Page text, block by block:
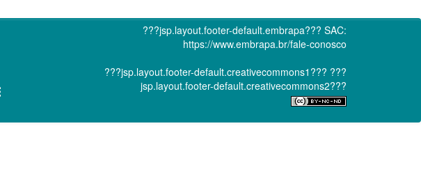
???jsp.layout.footer-default.embrapa??? SAC:
https://www.embrapa.br/fale-conosco
???jsp.layout.footer-default.creativecommons1??? ???
jsp.layout.footer-default.creativecommons2???